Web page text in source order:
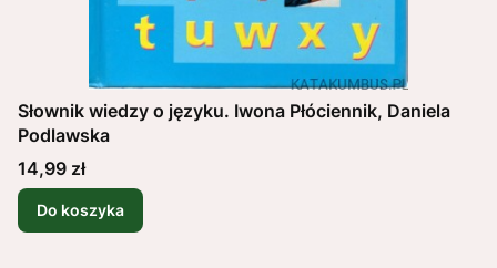
Słownik wiedzy o języku. Iwona Płóciennik, Daniela
Podlawska
Cena
14,99 zł
Do koszyka